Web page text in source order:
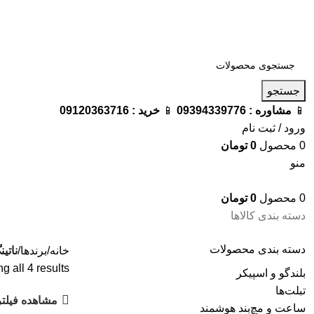
جستجو
📱 مشاوره : 09394339776
📱 خرید : 09120363716
ورود / ثبت نام
0 محصول 0 تومان
منو
0 محصول 0 تومان
دسته بندی کالاها
دسته‌ بندی محصولات
بلندگو و اسپیکر
تبلت‌ها
ساعت و مچ‌بند هوشمند
خانه برندها
all 4 results
مشاهده